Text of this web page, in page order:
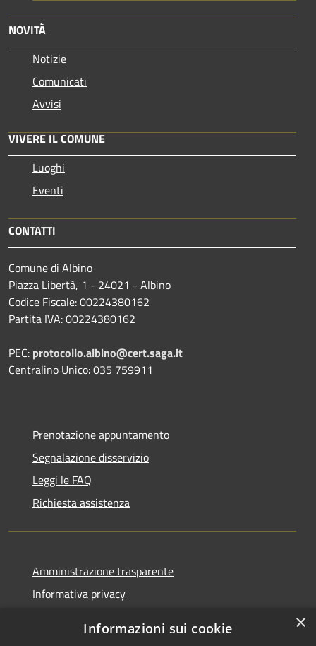
NOVITÀ
Notizie
Comunicati
Avvisi
VIVERE IL COMUNE
Luoghi
Eventi
CONTATTI
Comune di Albino
Piazza Libertà, 1 - 24021 - Albino
Codice Fiscale: 00224380162
Partita IVA: 00224380162
PEC: protocollo.albino@cert.saga.it
Centralino Unico: 035 759911
Prenotazione appuntamento
Segnalazione disservizio
Leggi le FAQ
Richiesta assistenza
Amministrazione trasparente
Informativa privacy
Dichiarazione di accessibilità
×
Informazioni sui cookie